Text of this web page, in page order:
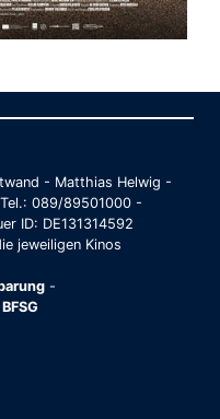
- Matthias Helwig -
089/89501000 -
ID: DE131314592
jeweiligen Kinos
-